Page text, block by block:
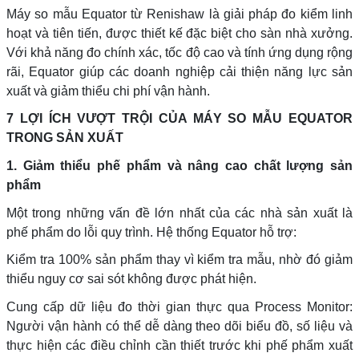
Máy so mẫu Equator từ Renishaw là giải pháp đo kiểm linh
hoạt và tiên tiến, được thiết kế đặc biệt cho sàn nhà xưởng.
Với khả năng đo chính xác, tốc độ cao và tính ứng dụng rộng
rãi, Equator giúp các doanh nghiệp cải thiện năng lực sản
xuất và giảm thiểu chi phí vận hành.
7 LỢI ÍCH VƯỢT TRỘI CỦA MÁY SO MẪU EQUATOR
TRONG SẢN XUẤT
1. Giảm thiểu phế phẩm và nâng cao chất lượng sản
phẩm
Một trong những vấn đề lớn nhất của các nhà sản xuất là
phế phẩm do lỗi quy trình. Hệ thống Equator hỗ trợ:
Kiểm tra 100% sản phẩm thay vì kiểm tra mẫu, nhờ đó giảm
thiểu nguy cơ sai sót không được phát hiện.
Cung cấp dữ liệu đo thời gian thực qua Process Monitor:
Người vận hành có thể dễ dàng theo dõi biểu đồ, số liệu và
thực hiện các điều chỉnh cần thiết trước khi phế phẩm xuất